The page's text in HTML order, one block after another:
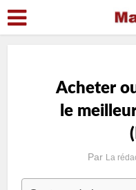
Acheter
le
Par La